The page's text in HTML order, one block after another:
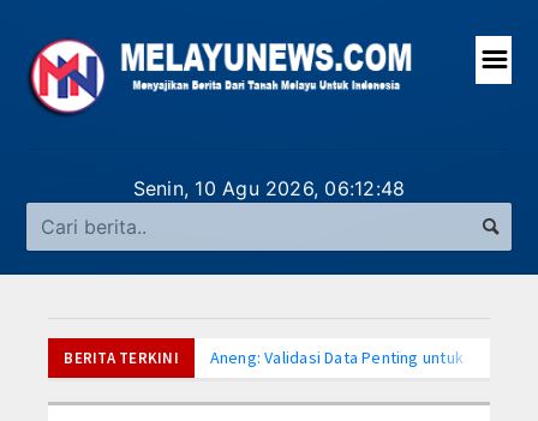
LAPORAN UTAMA
INTERNASIONAL
KEPRI
☰
Senin, 10 Agu 2026, 06:12:49
BERITA TERKINI
Aneng: Validasi Data Penting untuk